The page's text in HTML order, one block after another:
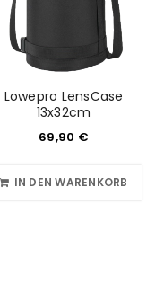
Lowepro LensCase
13x32cm
69,90 €
IN DEN WARENKORB